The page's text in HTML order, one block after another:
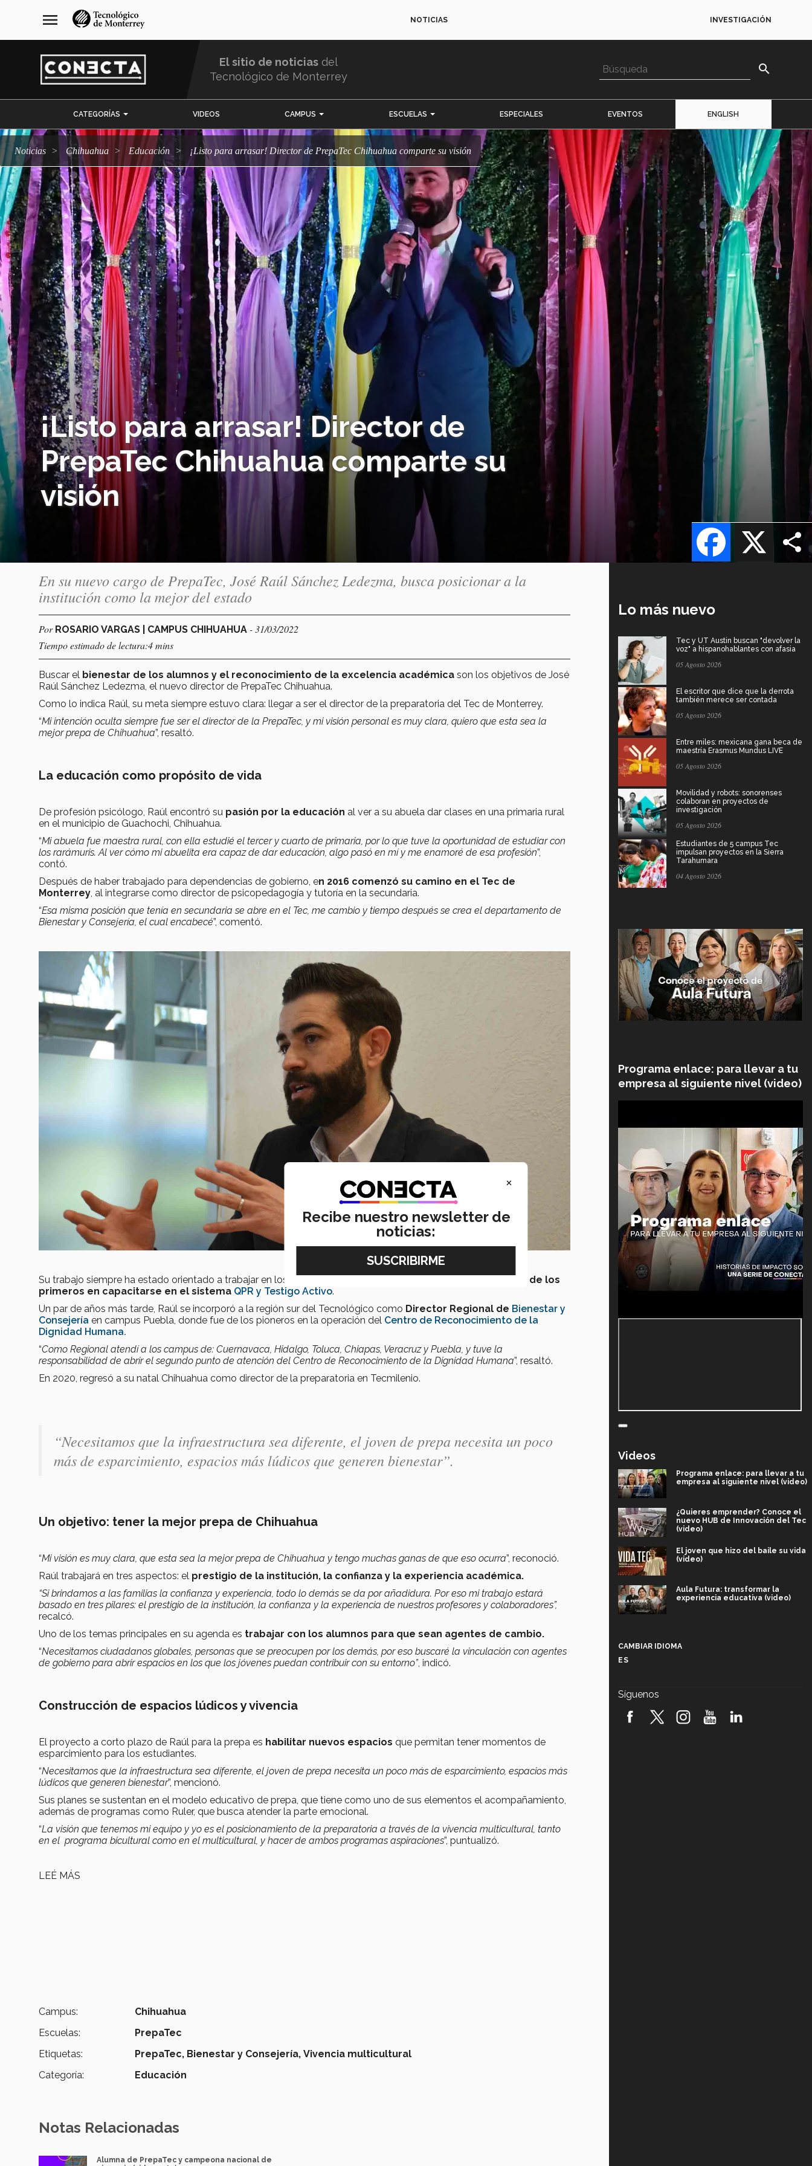
navegación
principal
menu NOTICIAS INVESTIGACIÓN
El sitio de noticias del
Tecnológico de Monterrey
search
CATEGORÍAS VIDEOS CAMPUS ESCUELAS ESPECIALES EVENTOS ENGLISH
Noticias Chihuahua Educación ¡Listo para arrasar! Director de PrepaTec Chihuahua comparte su visión
¡Listo para arrasar! Director de
PrepaTec Chihuahua comparte su
visión
X
Facebook
En su nuevo cargo de PrepaTec, José Raúl Sánchez Ledezma, busca posicionar a la
institución como la mejor del estado
Por ROSARIO VARGAS | CAMPUS CHIHUAHUA - 31/03/2022
Tiempo estimado de lectura:4 mins
Buscar el bienestar de los alumnos y el reconocimiento de la excelencia académica son los objetivos de José
Raúl Sánchez Ledezma, el nuevo director de PrepaTec Chihuahua.
Como lo indica Raúl, su meta siempre estuvo clara: llegar a ser el director de la preparatoria del Tec de Monterrey.
“Mi intención oculta siempre fue ser el director de la PrepaTec, y mi visión personal es muy clara, quiero que esta sea la
mejor prepa de Chihuahua”, resaltó.
La educación como propósito de vida
De profesión psicólogo, Raúl encontró su pasión por la educación al ver a su abuela dar clases en una primaria rural
en el municipio de Guachochi, Chihuahua.
“Mi abuela fue maestra rural, con ella estudié el tercer y cuarto de primaria, por lo que tuve la oportunidad de estudiar con
los rarámuris. Al ver cómo mi abuelita era capaz de dar educación, algo pasó en mí y me enamoré de esa profesión”,
contó.
Después de haber trabajado para dependencias de gobierno, en 2016 comenzó su camino en el Tec de
Monterrey , al integrarse como director de psicopedagogía y tutoría en la secundaria.
“Esa misma posición que tenía en secundaria se abre en el Tec, me cambio y tiempo después se crea el departamento de
Bienestar y Consejería, el cual encabecé”, comentó.
Su trabajo siempre ha estado orientado a trabajar en los temas de la salud y bienestar de los estudiantes.
Fue de los
primeros en capacitarse en el sistema QPR y Testigo Activo.
Un par de años más tarde, Raúl se incorporó a la región sur del Tecnológico como Director Regional de Bienestar y
Consejería en campus Puebla, donde fue de los pioneros en la operación del Centro de Reconocimiento de la
Dignidad Humana.
“Como Regional atendí a los campus de: Cuernavaca, Hidalgo, Toluca, Chiapas, Veracruz y Puebla, y tuve la
responsabilidad de abrir el segundo punto de atención del Centro de Reconocimiento de la Dignidad Humana”, resaltó.
En 2020, regresó a su natal Chihuahua como director de la preparatoria en Tecmilenio.
“Necesitamos que la infraestructura sea diferente, el joven de prepa necesita un poco
más de esparcimiento, espacios más lúdicos que generen bienestar”.
Un objetivo: tener la mejor prepa de Chihuahua
“Mi visión es muy clara, que esta sea la mejor prepa de Chihuahua y tengo muchas ganas de que eso ocurra”, reconoció.
Raúl trabajará en tres aspectos: el prestigio de la institución, la confianza y la experiencia académica.
“Si brindamos a las familias la confianza y experiencia, todo lo demás se da por añadidura. Por eso mi trabajo estará
basado en tres pilares: el prestigio de la institución, la confianza y la experiencia de nuestros profesores y colaboradores”,
recalcó.
Uno de los temas principales en su agenda es trabajar con los alumnos para que sean agentes de cambio.
“Necesitamos ciudadanos globales, personas que se preocupen por los demás, por eso buscaré la vinculación con agentes
de gobierno para abrir espacios en los que los jóvenes puedan contribuir con su entorno”, indicó.
Construcción de espacios lúdicos y vivencia
El proyecto a corto plazo de Raúl para la prepa es habilitar nuevos espacios que permitan tener momentos de
esparcimiento para los estudiantes.
“Necesitamos que la infraestructura sea diferente, el joven de prepa necesita un poco más de esparcimiento, espacios más
lúdicos que generen bienestar”, mencionó.
Sus planes se sustentan en el modelo educativo de prepa, que tiene como uno de sus elementos el acompañamiento,
además de programas como Ruler, que busca atender la parte emocional.
“La visión que tenemos mi equipo y yo es el posicionamiento de la preparatoria a través de la vivencia multicultural, tanto
en el programa bicultural como en el multicultural, y hacer de ambos programas aspiraciones”, puntualizó.
LEÉ MÁS
Campus:
Chihuahua
Escuelas:
PrepaTec
Etiquetas:
PrepaTec, Bienestar y Consejería, Vivencia multicultural
Categoría:
Educación
Notas Relacionadas
Alumna de PrepaTec y campeona nacional de
Lo más nuevo
Tec y UT Austin buscan "devolver la
voz" a hispanohablantes con afasia
05 Agosto 2026
El escritor que dice que la derrota
también merece ser contada
05 Agosto 2026
Entre miles: mexicana gana beca de
maestría Erasmus Mundus LIVE
05 Agosto 2026
Movilidad y robots: sonorenses
colaboran en proyectos de
investigación
05 Agosto 2026
Estudiantes de 5 campus Tec
impulsan proyectos en la Sierra
Tarahumara
04 Agosto 2026
Programa enlace: para llevar a tu
empresa al siguiente nivel (video)
Videos
Programa enlace: para llevar a tu
empresa al siguiente nivel (video)
¿Quieres emprender? Conoce el
nuevo HUB de Innovación del Tec
(video)
El joven que hizo del baile su vida
(video)
Aula Futura: transformar la
experiencia educativa (video)
robótica FIRST 2026! (video)
CAMBIAR IDIOMA
ES
Síguenos
×
Recibe nuestro newsletter de
noticias: